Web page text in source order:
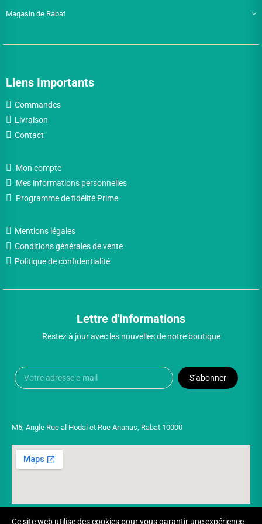
Magasin de Rabat
Liens Importants
Commandes
Livraison
Contact
Mon compte
Mes informations personnelles
Programme de fidélité Prime
Mentions légales
Conditions générales de vente
Politique de confidentialité
Lettre d'informations
Restez à jour avec les nouvelles de notre boutique
S’abonner
M5, Angle Rue al Hodal et Rue Ananas, Rabat 10000
Ce site web utilise des cookies pour vous garantir une expérience